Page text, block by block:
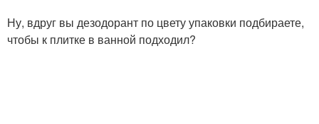
Ну, вдруг вы дезодорант по цвету упаковки подбираете,
чтобы к плитке в ванной подходил?